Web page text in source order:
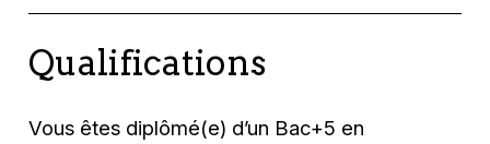
Qualifications
Vous êtes diplômé(e) d’un Bac+5 en